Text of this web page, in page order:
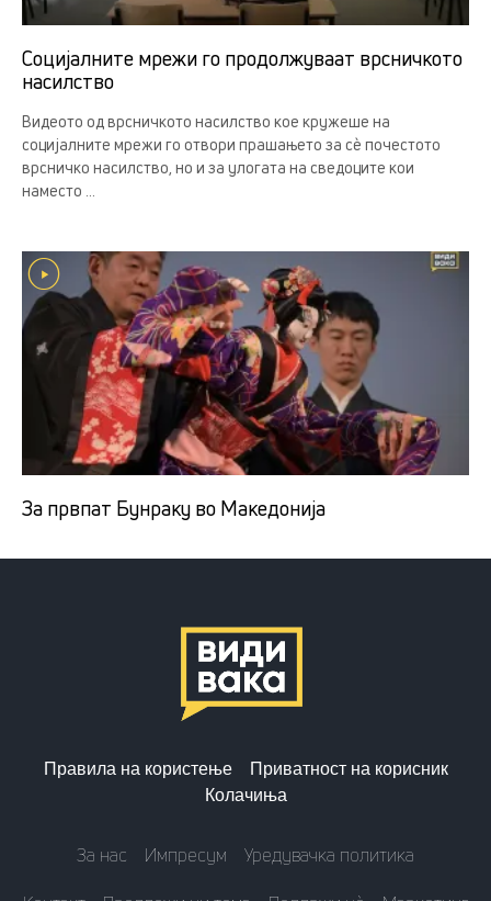
Социјалните мрежи го продолжуваат врсничкото
насилство
Видеото од врсничкото насилство кое кружеше на
социјалните мрежи го отвори прашањето за сè почестото
врсничко насилство, но и за улогата на сведоците кои
наместо ...
За првпат Бунраку во Македонија
Правила на користење
Приватност на корисник
Колачиња
За нас Импресум
Уредувачка политика